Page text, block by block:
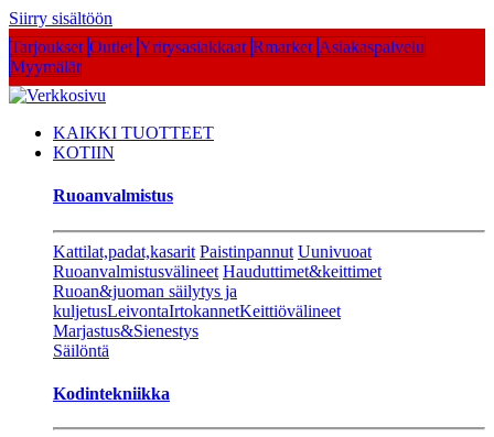
Siirry sisältöön
Tarjoukset Outlet Yritysasiakkaat Rmarket Asiakaspalvelu
Myymälät
KAIKKI TUOTTEET
KOTIIN
Ruoanvalmistus
Kattilat,padat,kasarit Paistinpannut Uunivuoat
Ruoanvalmistusvälineet Hauduttimet&keittimet
Ruoan&juoman säilytys ja
kuljetusLeivontaIrtokannetKeittiövälineet
Marjastus&Sienestys
Säilöntä
Kodintekniikka